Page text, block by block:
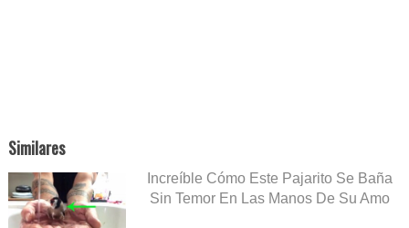
Similares
Increíble Cómo Este Pajarito Se Baña
Sin Temor En Las Manos De Su Amo